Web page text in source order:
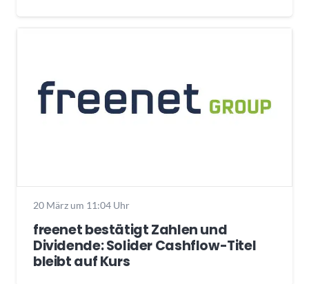
20 März um 11:04 Uhr
freenet bestätigt Zahlen und
Dividende: Solider Cashflow-Titel
bleibt auf Kurs